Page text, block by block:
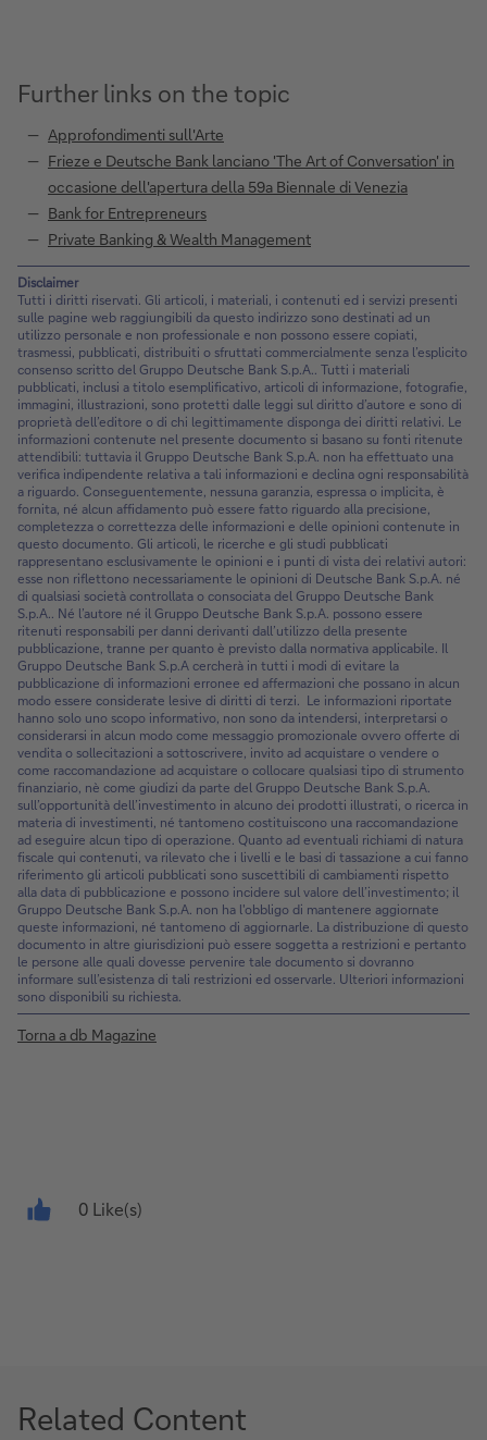
Further links on the topic
Approfondimenti sull'Arte
Frieze e Deutsche Bank lanciano 'The Art of Conversation' in
occasione dell'apertura della 59a Biennale di Venezia
Bank for Entrepreneurs
Private Banking & Wealth Management
Disclaimer
Tutti i diritti riservati. Gli articoli, i materiali, i contenuti ed i servizi presenti
sulle pagine web raggiungibili da questo indirizzo sono destinati ad un
utilizzo personale e non professionale e non possono essere copiati,
trasmessi, pubblicati, distribuiti o sfruttati commercialmente senza l’esplicito
consenso scritto del Gruppo Deutsche Bank S.p.A.. Tutti i materiali
pubblicati, inclusi a titolo esemplificativo, articoli di informazione, fotografie,
immagini, illustrazioni, sono protetti dalle leggi sul diritto d’autore e sono di
proprietà dell’editore o di chi legittimamente disponga dei diritti relativi. Le
informazioni contenute nel presente documento si basano su fonti ritenute
attendibili: tuttavia il Gruppo Deutsche Bank S.p.A. non ha effettuato una
verifica indipendente relativa a tali informazioni e declina ogni responsabilità
a riguardo. Conseguentemente, nessuna garanzia, espressa o implicita, è
fornita, né alcun affidamento può essere fatto riguardo alla precisione,
completezza o correttezza delle informazioni e delle opinioni contenute in
questo documento. Gli articoli, le ricerche e gli studi pubblicati
rappresentano esclusivamente le opinioni e i punti di vista dei relativi autori:
esse non riflettono necessariamente le opinioni di Deutsche Bank S.p.A. né
di qualsiasi società controllata o consociata del Gruppo Deutsche Bank
S.p.A.. Né l’autore né il Gruppo Deutsche Bank S.p.A. possono essere
ritenuti responsabili per danni derivanti dall’utilizzo della presente
pubblicazione, tranne per quanto è previsto dalla normativa applicabile. Il
Gruppo Deutsche Bank S.p.A cercherà in tutti i modi di evitare la
pubblicazione di informazioni erronee ed affermazioni che possano in alcun
modo essere considerate lesive di diritti di terzi. Le informazioni riportate
hanno solo uno scopo informativo, non sono da intendersi, interpretarsi o
considerarsi in alcun modo come messaggio promozionale ovvero offerte di
vendita o sollecitazioni a sottoscrivere, invito ad acquistare o vendere o
come raccomandazione ad acquistare o collocare qualsiasi tipo di strumento
finanziario, nè come giudizi da parte del Gruppo Deutsche Bank S.p.A.
sull’opportunità dell’investimento in alcuno dei prodotti illustrati, o ricerca in
materia di investimenti, né tantomeno costituiscono una raccomandazione
ad eseguire alcun tipo di operazione. Quanto ad eventuali richiami di natura
fiscale qui contenuti, va rilevato che i livelli e le basi di tassazione a cui fanno
riferimento gli articoli pubblicati sono suscettibili di cambiamenti rispetto
alla data di pubblicazione e possono incidere sul valore dell’investimento; il
Gruppo Deutsche Bank S.p.A. non ha l'obbligo di mantenere aggiornate
queste informazioni, né tantomeno di aggiornarle. La distribuzione di questo
documento in altre giurisdizioni può essere soggetta a restrizioni e pertanto
le persone alle quali dovesse pervenire tale documento si dovranno
informare sull’esistenza di tali restrizioni ed osservarle. Ulteriori informazioni
sono disponibili su richiesta.
Torna a db Magazine
0 Like(s)
Related Content